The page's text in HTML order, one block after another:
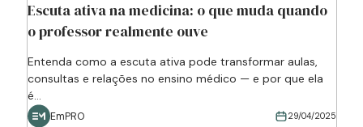
Escuta ativa na medicina: o que muda quando
o professor realmente ouve
Entenda como a escuta ativa pode transformar aulas,
consultas e relações no ensino médico — e por que ela
é...
EmPRO 29/04/2025